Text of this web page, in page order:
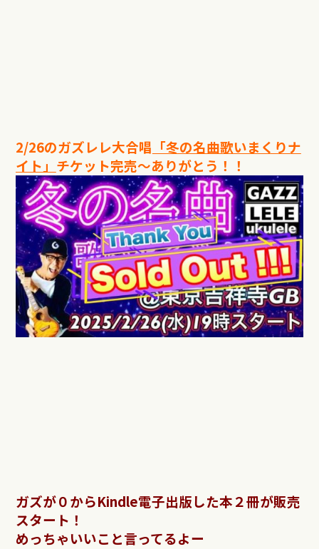
2/26のガズレレ大合唱 「冬の名曲歌いまくりナ
イト」 チケット完売〜ありがとう！！
ガズが０からKindle電子出版した本２冊が販売
スタート！
めっちゃいいこと言ってるよー